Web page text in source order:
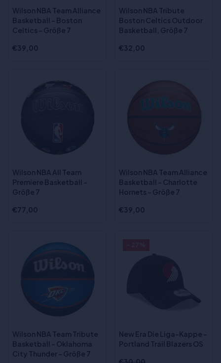
Wilson NBA Team Alliance
Basketball - Boston
Celtics - Größe 7
€39,00
Wilson NBA Tribute
Boston Celtics Outdoor
Basketball, Größe 7
€32,00
Wilson NBA All Team
Premiere Basketball -
Größe 7
€77,00
Wilson NBA Team Alliance
Basketball - Charlotte
Hornets - Größe 7
€39,00
Wilson NBA Team Tribute
Basketball - Oklahoma
City Thunder - Größe 7
New Era Die Liga-Kappe -
Portland Trail Blazers OS